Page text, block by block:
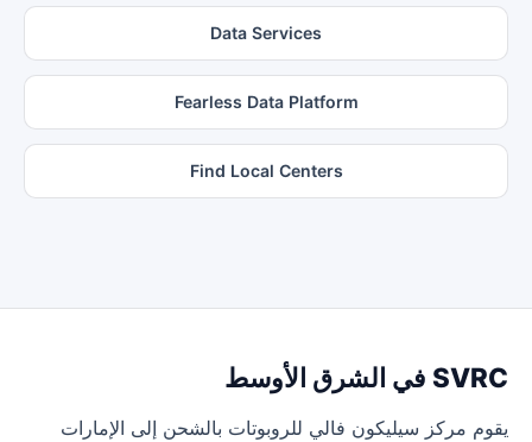
Data Services
Fearless Data Platform
Find Local Centers
SVRC في الشرق الأوسط
يقوم مركز سيليكون فالي للروبوتات بالشحن إلى الإمارات